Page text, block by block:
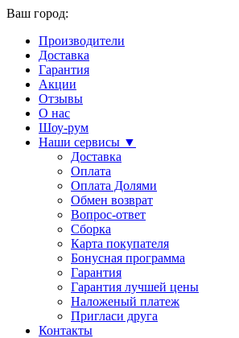
Ваш город:
Производители
Доставка
Гарантия
Акции
Отзывы
О нас
Шоу-рум
Наши сервисы ▼
Доставка
Оплата
Оплата Долями
Обмен возврат
Вопрос-ответ
Сборка
Карта покупателя
Бонусная программа
Гарантия
Гарантия лучшей цены
Наложеный платеж
Пригласи друга
Контакты